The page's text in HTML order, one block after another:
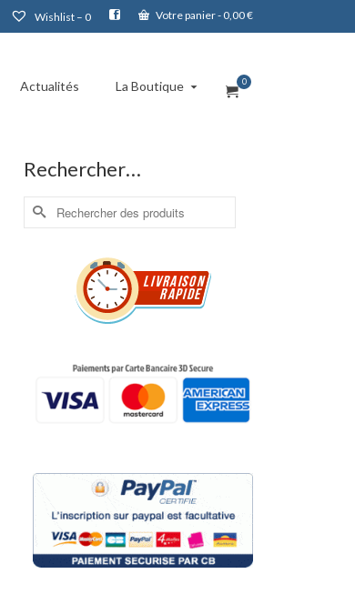
Wishlist – 0 Votre panier- 0,00€
Actualités La Boutique 0
Rechercher…
Rechercher :